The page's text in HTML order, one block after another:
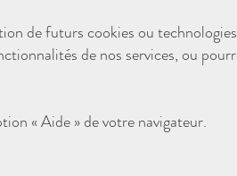
de futurs cookies ou
de nos services, ou
« Aide » de votre navigateur.